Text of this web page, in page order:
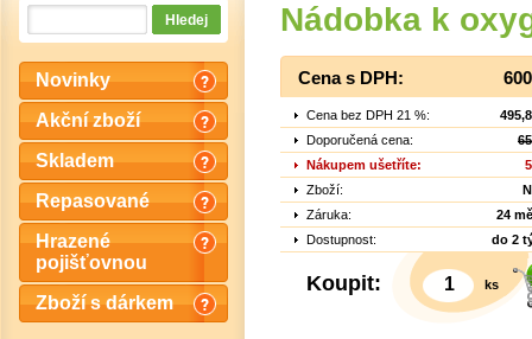
Novinky
Akční zboží
Skladem
Repasované
Hrazené
pojišťovnou
Zboží s dárkem
Nádobka k
Cena s DPH:
Cena bez DPH 21 %:
Doporučená cena:
Nákupem ušetříte:
Zboží:
Záruka:
24
Dostupnost:
do 2
Koupit: ks